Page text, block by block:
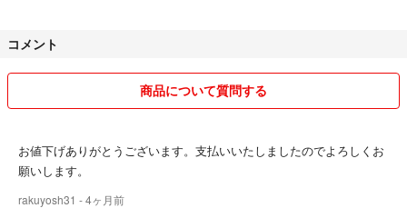
コメント
商品について質問する
お値下げありがとうございます。支払いいたしましたのでよろしくお
願いします。
rakuyosh31 - 4ヶ月前